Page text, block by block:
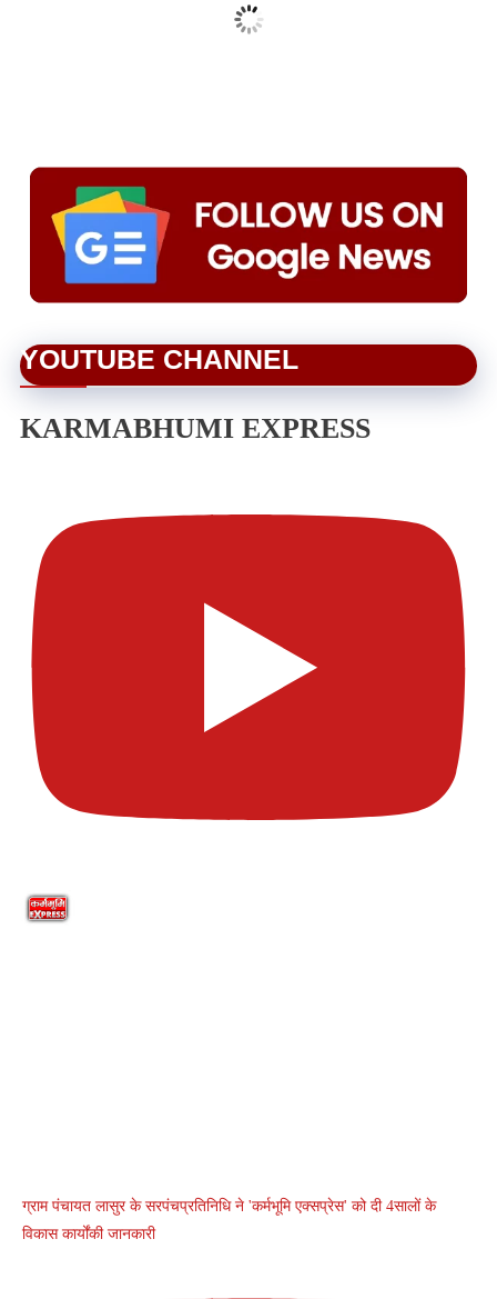
YOUTUBE CHANNEL
KARMABHUMI EXPRESS
ग्राम पंचायत लासुर के सरपंचप्रतिनिधि ने 'कर्मभूमि एक्सप्रेस' को दी 4सालों के
विकास कार्योंकी जानकारी